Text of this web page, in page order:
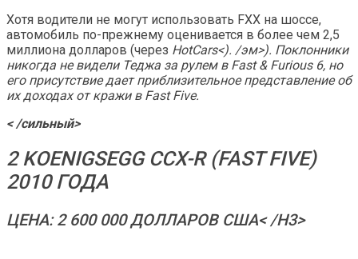
Хотя водители не могут использовать FXX на шоссе,
автомобиль по-прежнему оценивается в более чем 2,5
миллиона долларов (через HotCars<). /эм>). Поклонники
никогда не видели Теджа за рулем в Fast & Furious 6, но
его присутствие дает приблизительное представление об
их доходах от кражи в Fast Five.
< /сильный>
2 KOENIGSEGG CCX-R (FAST FIVE)
2010 ГОДА
ЦЕНА: 2 600 000 ДОЛЛАРОВ США< /H3>